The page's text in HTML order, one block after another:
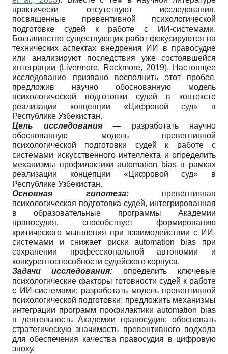
практически отсутствуют исследования,
посвященные превентивной психологической
подготовке судей к работе с ИИ-системами.
Большинство существующих работ фокусируются на
технических аспектах внедрения ИИ в правосудие
или анализируют последствия уже состоявшейся
интеграции (Livermore, Rockmore, 2019). Настоящее
исследование призвано восполнить этот пробел,
предложив научно обоснованную модель
психологической подготовки судей в контексте
реализации концепции «Цифровой суд» в
Республике Узбекистан.
Цель исследования — разработать научно
обоснованную модель превентивной
психологической подготовки судей к работе с
системами искусственного интеллекта и определить
механизмы профилактики automation bias в рамках
реализации концепции «Цифровой суд» в
Республике Узбекистан.
Основная гипотеза:превентивная
психологическая подготовка судей, интегрированная
в образовательные программы Академии
правосудия, способствует формированию
критического мышления при взаимодействии с ИИ-
системами и снижает риски automation bias при
сохранении профессиональной автономии и
конкурентоспособности судейского корпуса.
Задачи исследования: определить ключевые
психологические факторы готовности судей к работе
с ИИ-системами; разработать модель превентивной
психологической подготовки; предложить механизмы
интеграции программ профилактики automation bias
в деятельность Академии правосудия; обосновать
стратегическую значимость превентивного подхода
для обеспечения качества правосудия в цифровую
эпоху.